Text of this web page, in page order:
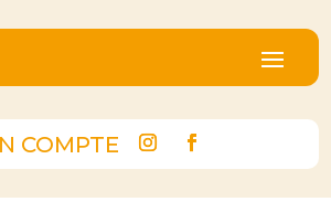
COMPTE